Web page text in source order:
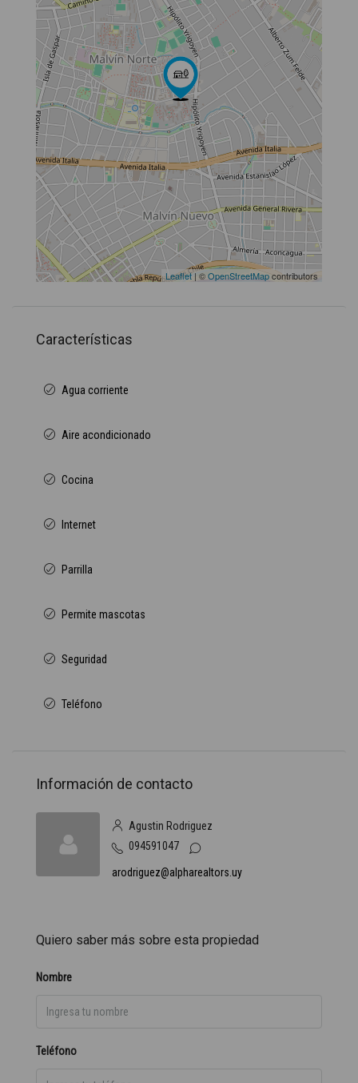
Leaflet| ©OpenStreetMapcontributors
Características
Agua corriente
Aire acondicionado
Cocina
Internet
Parrilla
Permite mascotas
Seguridad
Teléfono
Información de contacto
Agustin Rodriguez
094591047
arodriguez@alpharealtors.uy
Quiero saber más sobre esta propiedad
Nombre
Teléfono